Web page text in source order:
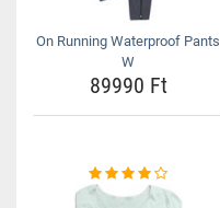
On Running Waterproof Pants
W
89990 Ft